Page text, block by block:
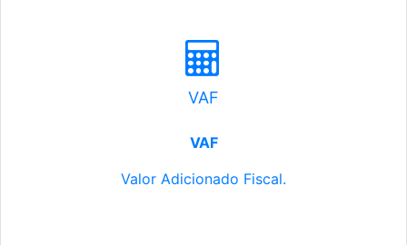
VAF
VAF
Valor Adicionado Fiscal.